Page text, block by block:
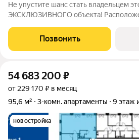
Не упустите шанс стать владельцем
ЭКСКЛЮЗИВНОГО объекта!
Апартаменты без отделки,
MANHATTAN, ул. Зорге, д.9А, корпус 6.
Позвонить
54 683 200 ₽
от 229 170 ₽ в месяц
95,6 м²
3-комн. апартаменты 9 этаж
новостройка